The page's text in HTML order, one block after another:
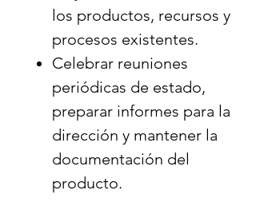
desarrollo, operaciones y
proveedores externos para
garantizar lanzamientos de
productos impecables y una
experiencia de cliente de alta
calidad.
Supervisar las métricas de
rendimiento del producto,
los productos, recursos y
procesos existentes.
Celebrar reuniones
periódicas de estado,
preparar informes para la
dirección y mantener la
documentación del
producto.